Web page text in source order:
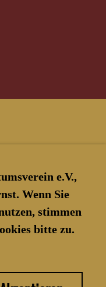
e.V.,
Wenn Sie
stimmen
bitte zu.